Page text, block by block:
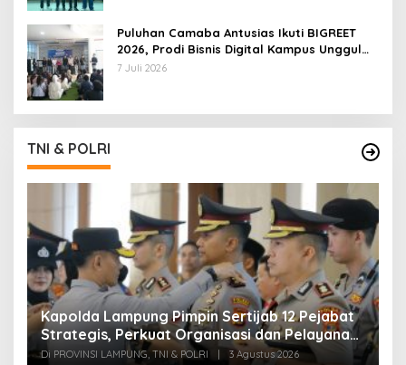
Puluhan Camaba Antusias Ikuti BIGREET
2026, Prodi Bisnis Digital Kampus Unggul
IIB Darmajaya Hadirkan Deretan
7 Juli 2026
TNI & POLRI
Kapolda Lampung Pimpin Sertijab 12 Pejabat
Strategis, Perkuat Organisasi dan Pelayanan
Polri Presisi
Di PROVINSI LAMPUNG, TNI & POLRI | 3 Agustus 2026